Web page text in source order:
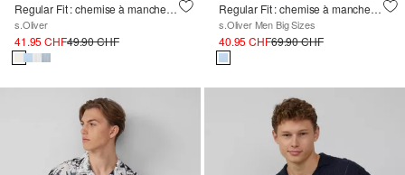
Regular Fit : chemise à manches courtes finement structurée
s.Oliver
41.95 CHF49.90 CHF
Regular Fit : chemise à manches courtes finement structurée
s.Oliver Men Big Sizes
40.95 CHF69.90 CHF